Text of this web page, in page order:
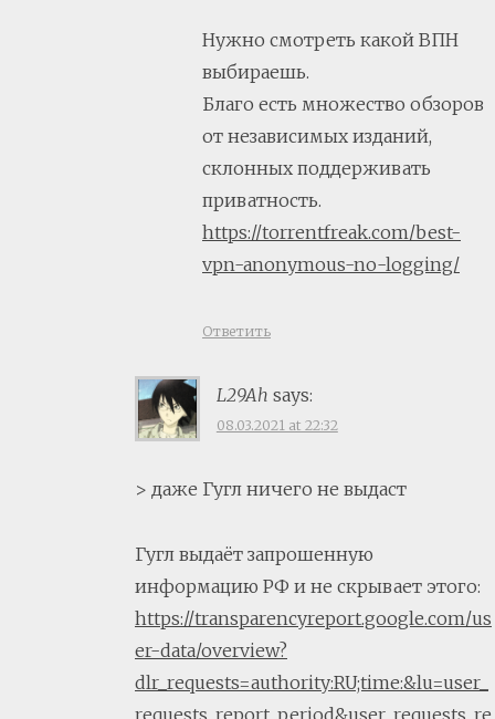
Нужно смотреть какой ВПН
выбираешь.
Благо есть множество обзоров
от независимых изданий,
склонных поддерживать
приватность.
https://torrentfreak.com/best-
vpn-anonymous-no-logging/
Ответить
L29Ah says:
08.03.2021 at 22:32
> даже Гугл ничего не выдаст
Гугл выдаёт запрошенную
информацию РФ и не скрывает этого:
https://transparencyreport.google.com/us
er-data/overview?
dlr_requests=authority:RU;time:&lu=user_